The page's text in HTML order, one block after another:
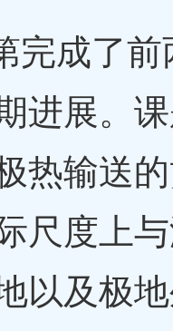
完成了
进展。
热输送
尺度上
以及极